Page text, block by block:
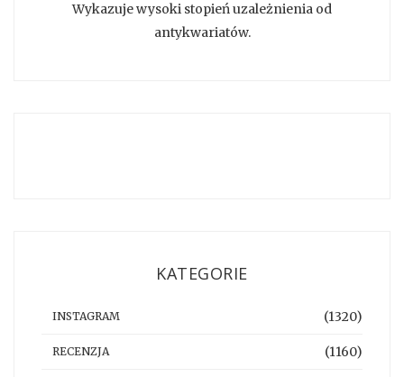
Wykazuje wysoki stopień uzależnienia od
antykwariatów.
KATEGORIE
INSTAGRAM (1320)
RECENZJA (1160)